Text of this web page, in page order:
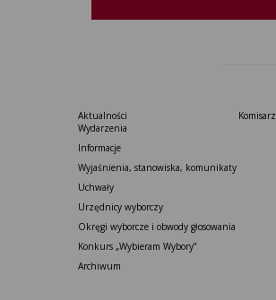
Aktualności
Wydarzenia
Informacje
Wyjaśnienia, stanowiska, komunikaty
Uchwały
Urzędnicy wyborczy
Okręgi wyborcze i obwody głosowania
Konkurs „Wybieram Wybory”
Archiwum
Komisarz